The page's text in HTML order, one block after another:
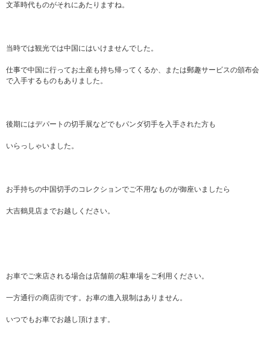
文革時代ものがそれにあたりますね。
当時では観光では中国にはいけませんでした。
仕事で中国に行ってお土産も持ち帰ってくるか、または郵趣サービスの頒布会
で入手するものもありました。
後期にはデパートの切手展などでもパンダ切手を入手された方も
いらっしゃいました。
お手持ちの中国切手のコレクションでご不用なものが御座いましたら
大吉鶴見店までお越しください。
お車でご来店される場合は店舗前の駐車場をご利用ください。
一方通行の商店街です。お車の進入規制はありません。
いつでもお車でお越し頂けます。